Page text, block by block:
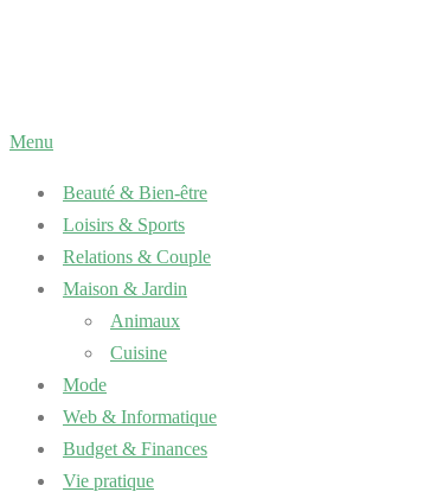
Menu
Beauté & Bien-être
Loisirs & Sports
Relations & Couple
Maison & Jardin
Animaux
Cuisine
Mode
Web & Informatique
Budget & Finances
Vie pratique